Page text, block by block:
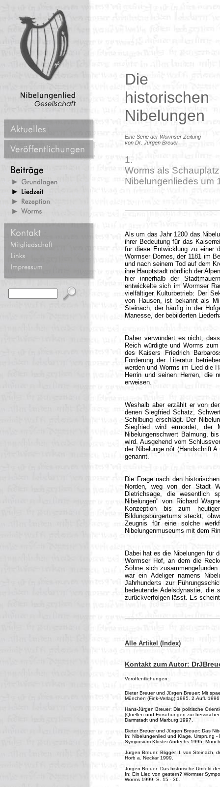
Die
historischen
Nibelungen
Eine Serie der Wormser Zeitung
von Dr. Jürgen Breuer
1.
Worms als
Nibelungenliedes um
Als um das Jahr 1200 das
ihrer Bedeutung für das
für diese Entwicklung zu einer
Wormser Domes, der 1181 im
und nach seinem Tod auf dem
ihre Hauptstadt nördlich der
hier innerhalb der
entwickelte sich im Wormser
vielfältiger Kulturbetrieb: Der
von Hausen, ist bekannt als
Steinach, der häufig in der
Manesse, der bebilderten
Daher verwundert es nicht,
Reich würdigte und Worms
des Kaisers Friedrich
Förderung der Literatur
werden und Worms im Lied die
Herrin und seinen Herren, die
erweisen.
Weshalb aber erzählt er von
denen Siegfried Schatz,
Schilbung erschlägt. Der
Siegfried wird ermordet,
Nibelungenschwert Balmung,
wird. Ausgehend vom
der Nibelunge nôt (Handschrift
genannt.
Die Frage nach den
Norden, weg von der Stadt
Dietrichsage, die wesentlich
Nibelungen" von Richard
Konzeption bis zum
Bildungsbürgertums steckt,
Zeugnis für eine solche
Nibelungenmuseums mit dem
Dabei hat es die Nibelungen für
Wormser Hof, an dem die
Söhne sich
war ein Adeliger namens
Jahrhunderts zur
bedeutende Adelsdynastie,
zurückverfolgen lässt. Es
Alle Artikel (Index)
Kontakt zum Autor:
Veröffentlichungen:
Dieter Breuer und Jürgen Breuer: Mit
München (Fink-Verlag) 1995. 2.Aufl. 1996
Hans-Jürgen Breuer: Die politische
(Quellen und Forschungen zur
Darmstadt und Marburg 1997.
Dieter Breuer und Jürgen Breuer: Das
In: Nibelungenlied und Klage, Ursprung -
Symposium Kloster Andechs 1995,
Jürgen Breuer: Bligger II. von Steinach,
Horb a. Neckar 1999.
Jürgen Breuer: Das historische Umfeld
In: Ein Lied von gestern? Wormser
Worms 1999, S. 15 - 36.